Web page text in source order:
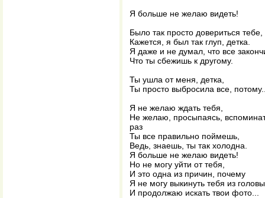
Я больше не желаю видеть!
Было так просто довериться тебе,
Кажется, я был так глуп, детка.
Я даже и не думал, что все
Что ты сбежишь к другому.
Ты ушла от меня, детка,
Ты просто выбросила все,
Я не желаю ждать тебя,
Не желаю, просыпаясь,
раз
Ты все правильно поймешь,
Ведь, знаешь, ты так холодна.
Я больше не желаю видеть!
Но не могу уйти от тебя,
И это одна из причин, почему
Я не могу выкинуть тебя из
И продолжаю искать твои фото...